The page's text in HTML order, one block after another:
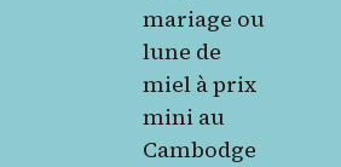
mariage ou
lune de
miel à prix
mini au
Cambodge